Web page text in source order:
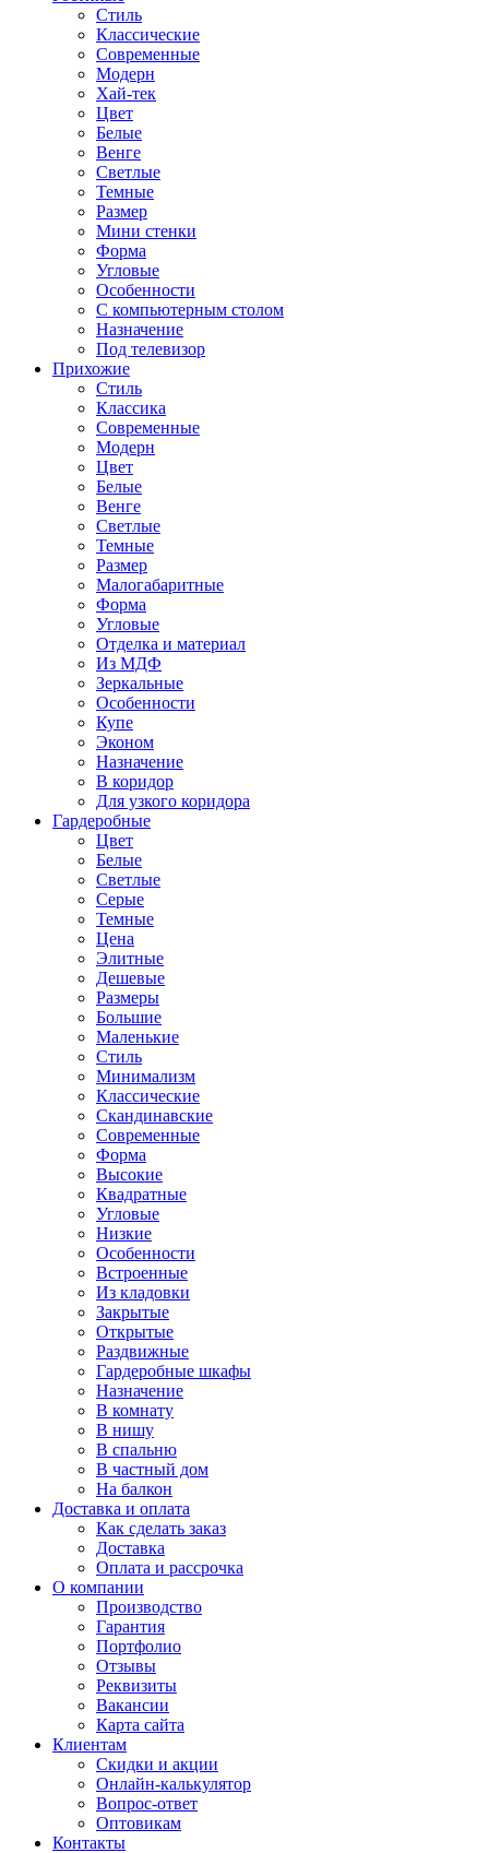
Стиль
Классические
Современные
Модерн
Хай-тек
Цвет
Белые
Венге
Светлые
Темные
Размер
Мини стенки
Форма
Угловые
Особенности
С компьютерным столом
Назначение
Под телевизор
Прихожие
Стиль
Классика
Современные
Модерн
Цвет
Белые
Венге
Светлые
Темные
Размер
Малогабаритные
Форма
Угловые
Отделка и материал
Из МДФ
Зеркальные
Особенности
Купе
Эконом
Назначение
В коридор
Для узкого коридора
Гардеробные
Цвет
Белые
Светлые
Серые
Темные
Цена
Элитные
Дешевые
Размеры
Большие
Маленькие
Стиль
Минимализм
Классические
Скандинавские
Современные
Форма
Высокие
Квадратные
Угловые
Низкие
Особенности
Встроенные
Из кладовки
Закрытые
Открытые
Раздвижные
Гардеробные шкафы
Назначение
В комнату
В нишу
В спальню
В частный дом
На балкон
Доставка и оплата
Как сделать заказ
Доставка
Оплата и рассрочка
О компании
Производство
Гарантия
Портфолио
Отзывы
Реквизиты
Вакансии
Карта сайта
Клиентам
Скидки и акции
Онлайн-калькулятор
Вопрос-ответ
Оптовикам
Контакты